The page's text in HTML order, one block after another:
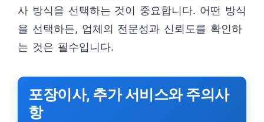
사 방식을 선택하는 것이 중요합니다. 어떤 방식
을 선택하든, 업체의 전문성과 신뢰도를 확인하
는 것은 필수입니다.
포장이사, 추가 서비스와 주의사
항